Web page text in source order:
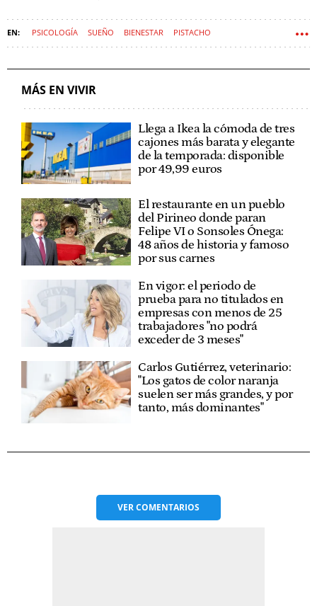
PSICOLOGÍA SUEÑO BIENESTAR PISTACHO
MÁS EN VIVIR
Llega a Ikea la cómoda de tres
cajones más barata y elegante
de la temporada: disponible
por 49,99 euros
El restaurante en un pueblo
del Pirineo donde paran
Felipe VI o Sonsoles Ónega:
48 años de historia y famoso
por sus carnes
En vigor: el periodo de
prueba para no titulados en
empresas con menos de 25
trabajadores "no podrá
exceder de 3 meses"
Carlos Gutiérrez, veterinario:
"Los gatos de color naranja
suelen ser más grandes, y por
tanto, más dominantes"
VERCOMENTARIOS